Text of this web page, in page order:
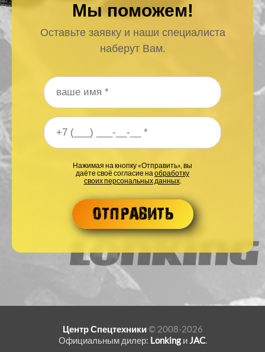
Мы поможем!
Оставьте заявку и наши специалиста
наберут Вам.
Ваше имя*
Ваш номер телефона*
Нажимая на кнопку «Отправить», вы
даёте своё согласие наобработку
своих персональных данных.
Центр Спецтехники© 2008-2026
Официальным дилер: LonkingиJAC.